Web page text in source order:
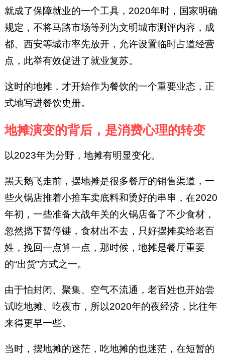
就成了保障就业的一个工具，2020年时，国家明确
规定，不将马路市场等列为文明城市测评内容，成
都、西安等城市率先放开，允许设置临时占道经营
点，此举有效促进了就业复苏。
这时的地摊，才开始作为餐饮的一个重要业态，正
式地写进餐饮史册。
地摊演变的背后，是消费心理的转变
以2023年为分野，地摊有明显变化。
黑天鹅飞走前，摆地摊是很多餐厅的销售渠道，一
些火锅店推着小推车卖底料和烫好的串串，在2020
年初，一些准备大战年关的火锅店备了不少食材，
忽然摁下暂停键，食材出不去，只好摆摊卖给老百
姓，挽回一点算一点，那时候，地摊是餐厅重要
的“出货”方式之一。
由于怕封闭、聚集、空气不流通，老百姓也开始尝
试吃地摊、吃夜市，所以2020年的夜经济，比往年
来得更早一些。
当时，摆地摊的迷茫，吃地摊的也迷茫，在短暂的